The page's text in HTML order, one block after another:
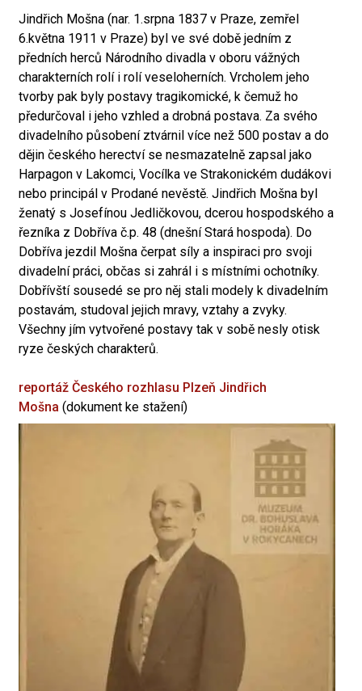
Jindřich Mošna (nar. 1.srpna 1837 v Praze, zemřel
6.května 1911 v Praze) byl ve své době jedním z
předních herců Národního divadla v oboru vážných
charakterních rolí i rolí veseloherních. Vrcholem jeho
tvorby pak byly postavy tragikomické, k čemuž ho
předurčoval i jeho vzhled a drobná postava. Za svého
divadelního působení ztvárnil více než 500 postav a do
dějin českého herectví se nesmazatelně zapsal jako
Harpagon v Lakomci, Vocílka ve Strakonickém dudákovi
nebo principál v Prodané nevěstě. Jindřich Mošna byl
ženatý s Josefínou Jedličkovou, dcerou hospodského a
řezníka z Dobříva č.p. 48 (dnešní Stará hospoda). Do
Dobříva jezdil Mošna čerpat síly a inspiraci pro svoji
divadelní práci, občas si zahrál i s místními ochotníky.
Dobřívští sousedé se pro něj stali modely k divadelním
postavám, studoval jejich mravy, vztahy a zvyky.
Všechny jím vytvořené postavy tak v sobě nesly otisk
ryze českých charakterů.
reportáž Českého rozhlasu Plzeň Jindřich
Mošna (dokument ke stažení)